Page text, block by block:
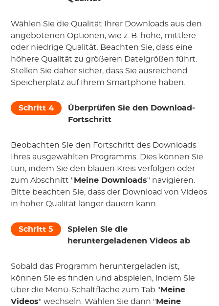
Wählen Sie die Qualität Ihrer Downloads aus den
angebotenen Optionen, wie z. B. hohe, mittlere
oder niedrige Qualität. Beachten Sie, dass eine
höhere Qualität zu größeren Dateigrößen führt.
Stellen Sie daher sicher, dass Sie ausreichend
Speicherplatz auf Ihrem Smartphone haben.
Schritt 4
Überprüfen Sie den Download-
Fortschritt
Beobachten Sie den Fortschritt des Downloads
Ihres ausgewählten Programms. Dies können Sie
tun, indem Sie den blauen Kreis verfolgen oder
zum Abschnitt " Meine Downloads" navigieren.
Bitte beachten Sie, dass der Download von Videos
in hoher Qualität länger dauern kann.
Schritt 5
Spielen Sie die
heruntergeladenen Videos ab
Sobald das Programm heruntergeladen ist,
können Sie es finden und abspielen, indem Sie
über die Menü-Schaltfläche zum Tab " Meine
Videos" wechseln. Wählen Sie dann " Meine